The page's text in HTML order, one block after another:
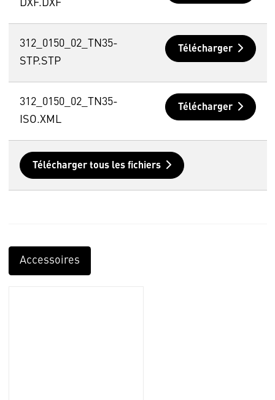
DXF.DXF
312_0150_02_TN35-
STP.STP
Télécharger
312_0150_02_TN35-
ISO.XML
Télécharger
Télécharger tous les fichiers
Accessoires